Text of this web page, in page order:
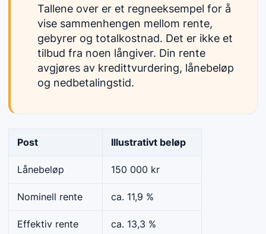
Tallene over er et regneeksempel for å
vise sammenhengen mellom rente,
gebyrer og totalkostnad. Det er ikke et
tilbud fra noen långiver. Din rente
avgjøres av kredittvurdering, lånebeløp
og nedbetalingstid.
Post Illustrativt beløp
Lånebeløp 150 000 kr
Nominell rente ca. 11,9 %
Effektiv rente ca. 13,3 %